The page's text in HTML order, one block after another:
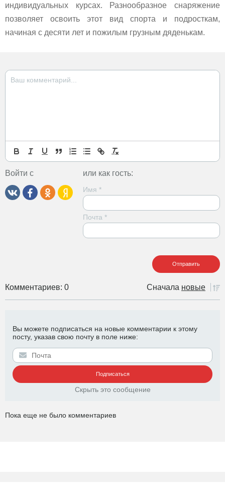
индивидуальных курсах. Разнообразное снаряжение
позволяет освоить этот вид спорта и подросткам,
начиная с десяти лет и пожилым грузным дяденькам.
Войти с или как гость:
Имя *
Почта *
Комментариев: 0 Сначала новые
Вы можете подписаться на новые комментарии к этому
посту, указав свою почту в поле ниже:
Скрыть это сообщение
Пока еще не было комментариев